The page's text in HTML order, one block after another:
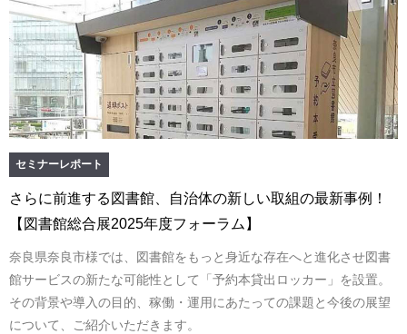
セミナーレポート
さらに前進する図書館、自治体の新しい取組の最新事例！
【図書館総合展2025年度フォーラム】
奈良県奈良市様では、図書館をもっと身近な存在へと進化させ図書
館サービスの新たな可能性として「予約本貸出ロッカー」を設置。
その背景や導入の目的、稼働・運用にあたっての課題と今後の展望
について、ご紹介いただきます。